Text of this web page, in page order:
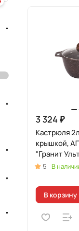
3 324 ₽
Кастрюля
крышкой,
"Гранит
5 В
В корзину